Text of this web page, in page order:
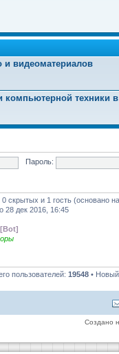
и видеоматериалов
техники в
Пароль:
скрытых и 1 гость (основано
28 дек 2016, 16:45
пользователей: 19548 •
Создано